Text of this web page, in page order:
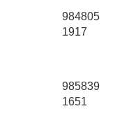
984805
1917
985839
1651